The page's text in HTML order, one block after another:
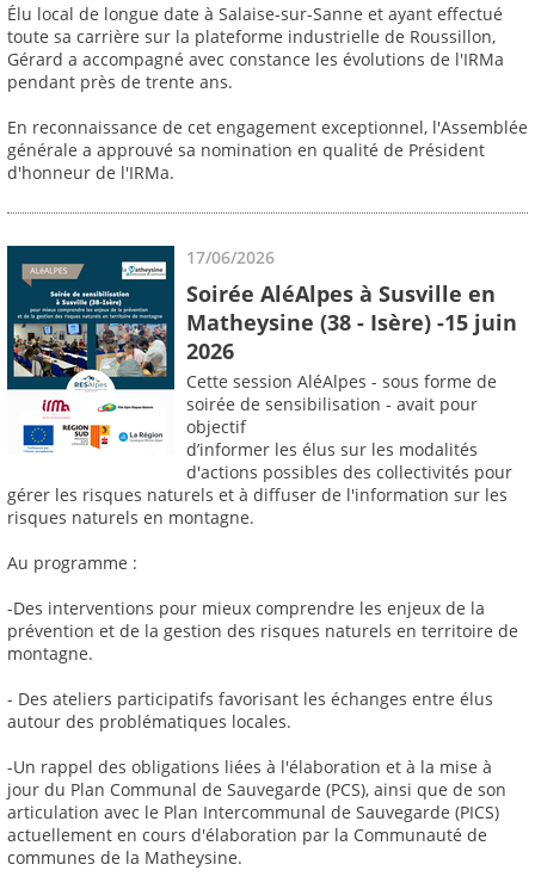
Élu local de longue date à Salaise-sur-Sanne et ayant effectué
toute sa carrière sur la plateforme industrielle de Roussillon,
Gérard a accompagné avec constance les évolutions de l'IRMa
pendant près de trente ans.
En reconnaissance de cet engagement exceptionnel, l'Assemblée
générale a approuvé sa nomination en qualité de Président
d'honneur de l'IRMa.
17/06/2026
Soirée AléAlpes à Susville en
Matheysine (38 - Isère) -15 juin
2026
Cette session AléAlpes - sous forme de
soirée de sensibilisation - avait pour
objectif
d’informer les élus sur les modalités
d'actions possibles des collectivités pour
gérer les risques naturels et à diffuser de l'information sur les
risques naturels en montagne.
Au programme :
-Des interventions pour mieux comprendre les enjeux de la
prévention et de la gestion des risques naturels en territoire de
montagne.
- Des ateliers participatifs favorisant les échanges entre élus
autour des problématiques locales.
-Un rappel des obligations liées à l'élaboration et à la mise à
jour du Plan Communal de Sauvegarde (PCS), ainsi que de son
articulation avec le Plan Intercommunal de Sauvegarde (PICS)
actuellement en cours d'élaboration par la Communauté de
communes de la Matheysine.